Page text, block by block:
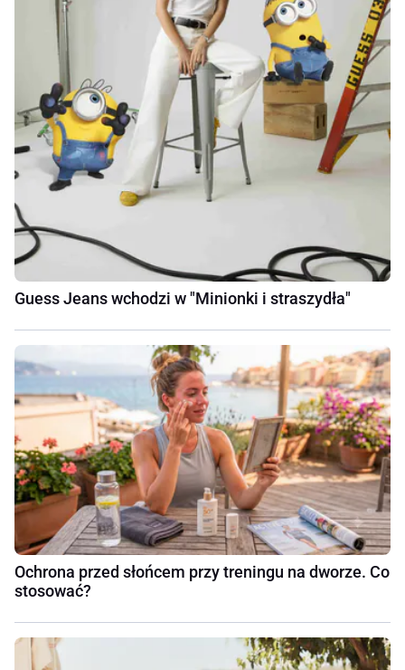
Guess Jeans wchodzi w "Minionki i straszydła"
Ochrona przed słońcem przy treningu na dworze. Co
stosować?